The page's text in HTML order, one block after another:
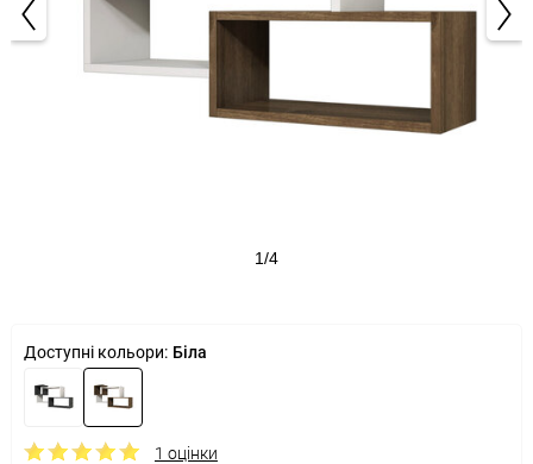
1/4
Доступні кольори: Біла
1 оцінки